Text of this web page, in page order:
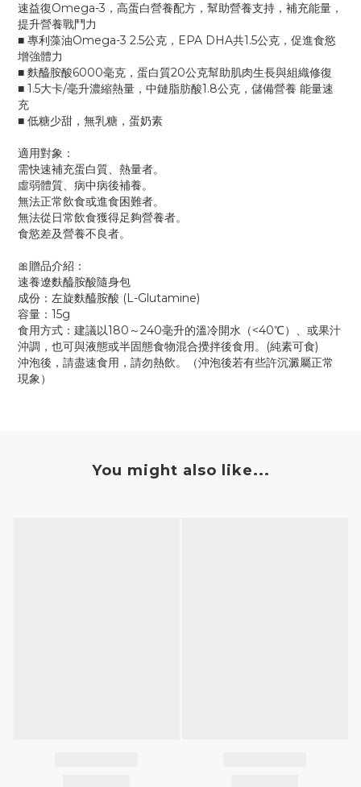
速益復Omega-3，高蛋白營養配方，幫助營養支持，補充能量，
提升營養戰鬥力
■ 專利藻油Omega-3 2.5公克，EPA DHA共1.5公克，促進食慾
增強體力
■ 麩醯胺酸6000毫克，蛋白質20公克幫助肌肉生長與組織修復
■ 1.5大卡/毫升濃縮熱量，中鏈脂肪酸1.8公克，儲備營養 能量速
充
■ 低糖少甜，無乳糖，蛋奶素
適用對象：
需快速補充蛋白質、熱量者。
虛弱體質、病中病後補養。
無法正常飲食或進食困難者。
無法從日常飲食獲得足夠營養者。
食慾差及營養不良者。
🎀贈品介紹：
速養遼麩醯胺酸隨身包
成份：左旋麩醯胺酸 (L-Glutamine)
容量：15g
食用方式：建議以180～240毫升的溫冷開水（<40℃）、或果汁
沖調，也可與液態或半固態食物混合攪拌後食用。(純素可食)
沖泡後，請盡速食用，請勿熱飲。（沖泡後若有些許沉澱屬正常
現象）
You might also like...